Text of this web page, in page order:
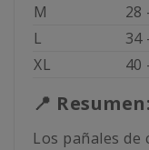
M
28
L
34
XL
40
📍 Resumen:
Los pañales